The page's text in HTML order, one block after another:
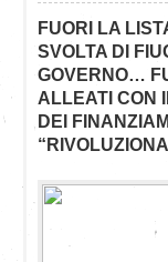
FUORI LA
SVOLTA DI
GOVERNO…
ALLEATI CON
DEI